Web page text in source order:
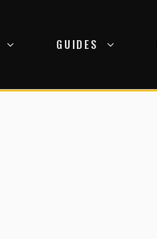
GUIDES